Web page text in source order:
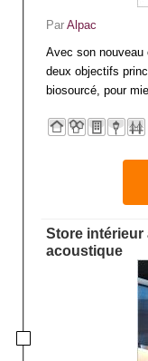
Par Alpac
Avec son nouveau
deux objectifs
biosourcé, pour
Store intérieur
acoustique